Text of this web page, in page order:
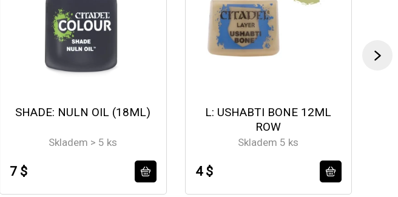
SHADE: NULN OIL (18ML)
Skladem > 5 ks
7 $
L: USHABTI BONE 12ML
ROW
Skladem 5 ks
4 $